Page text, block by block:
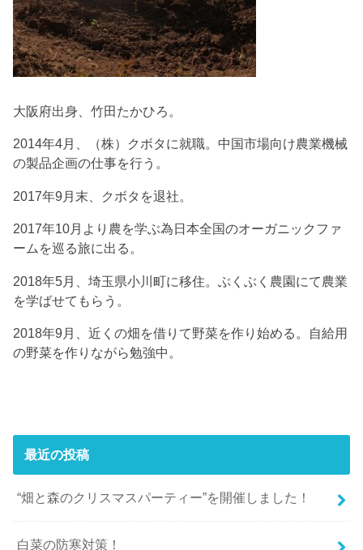
大阪府出身、竹田たかひろ。
2014年4月、（株）クボタに就職。中国市場向け農業機械
の製品企画の仕事を行う。
2017年9月末、クボタを退社。
2017年10月より農を学ぶ為日本全国のオーガニックファ
ームを巡る旅に出る。
2018年5月、埼玉県小川町に移住。ぶくぶく農園にて農業
を学ばせてもらう。
2018年9月、近くの畑を借りて野菜を作り始める。自給用
の野菜を作りながら勉強中。
最近の投稿
“畑と森のクリスマスパーティー”を開催しました！
白菜の防寒対策！